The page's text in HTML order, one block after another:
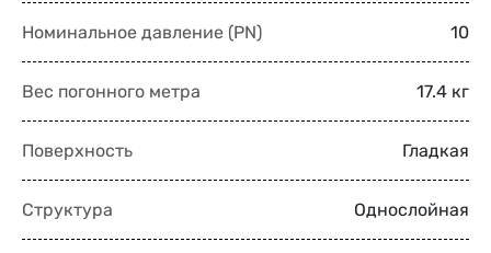
Номинальное давление (PN) 10
Вес погонного метра 17.4 кг
Поверхность Гладкая
Структура Однослойная